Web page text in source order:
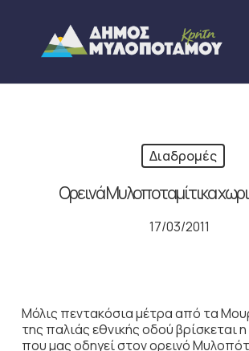
content
Διαδρομές
Ορεινά Μυλοποταµίτικα
17/03/2011
Μόλις πεντακόσια µέτρα από τα
της παλιάς εθνικής οδού βρίσκεται
που µας οδηγεί στον ορεινό